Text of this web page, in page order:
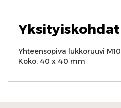
Yksityiskohdat
Yhteensopiva lukkoruuvi M10
Koko: 40 x 40 mm